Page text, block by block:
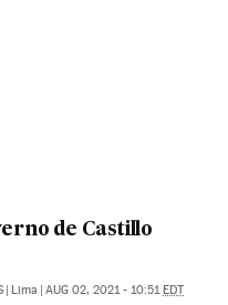
de Castillo
| Lima | AUG 02, 2021 - 10:51EDT